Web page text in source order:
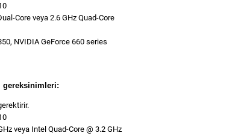
Core veya 2.6 GHz Quad-Core
NVIDIA GeForce 660 series
gereksinimleri:
veya Intel Quad-Core @ 3.2 GHz